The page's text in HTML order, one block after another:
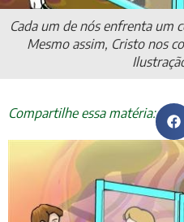
Cada um de nós enfrenta um
Mesmo assim, Cristo nos
Compartilhe essa matéria: